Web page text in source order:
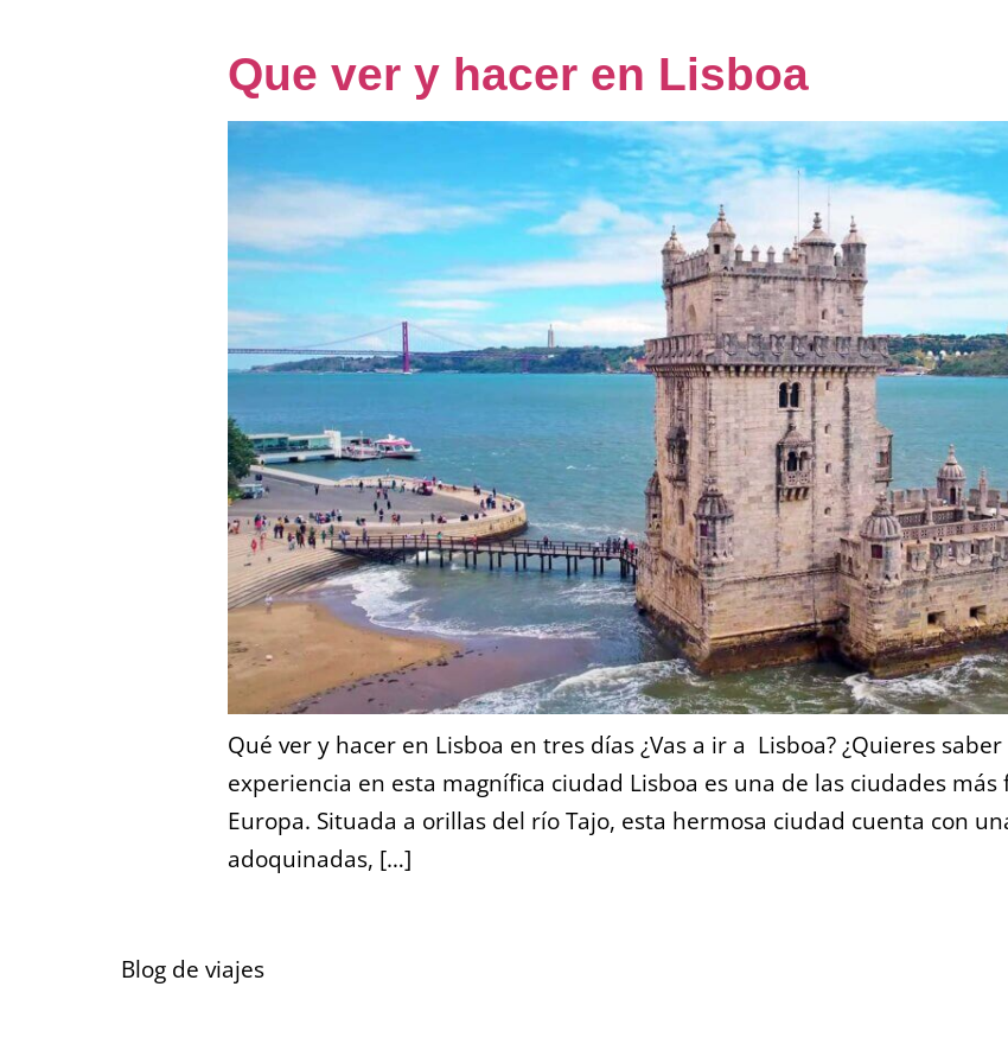
Que ver y hacer en Lisboa
Qué ver y hacer en Lisboa en tres días ¿Vas a ir a Lisboa? ¿Quieres
experiencia en esta magnífica ciudad Lisboa es una de las ciudades
Europa. Situada a orillas del río Tajo, esta hermosa ciudad cuenta con
adoquinadas, […]
Blog de viajes